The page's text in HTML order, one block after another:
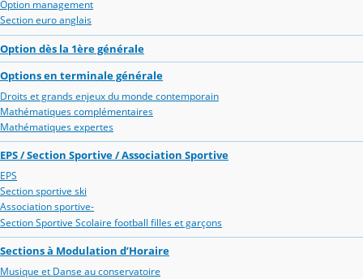
Option management
Section euro anglais
Option dès la 1ère générale
Options en terminale générale
Droits et grands enjeux du monde contemporain
Mathématiques complémentaires
Mathématiques expertes
EPS / Section Sportive / Association Sportive
EPS
Section sportive ski
Association sportive-
Section Sportive Scolaire football filles et garçons
Sections à Modulation d’Horaire
Musique et Danse au conservatoire